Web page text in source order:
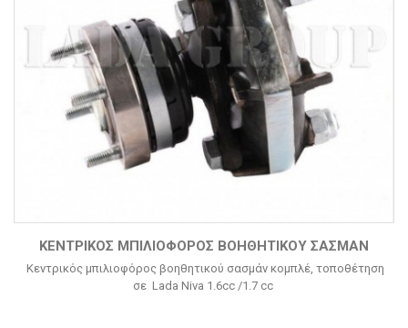
ΚΕΝΤΡΙΚΌΣ ΜΠΙΛΙΟΦΌΡΟΣ ΒΟΗΘΗΤΙΚΟΎ ΣΑΣΜΆΝ
Κεντρικός μπιλιοφόρος βοηθητικού σασμάν κομπλέ, τοποθέτηση
σε Lada Niva 1.6cc /1.7 cc